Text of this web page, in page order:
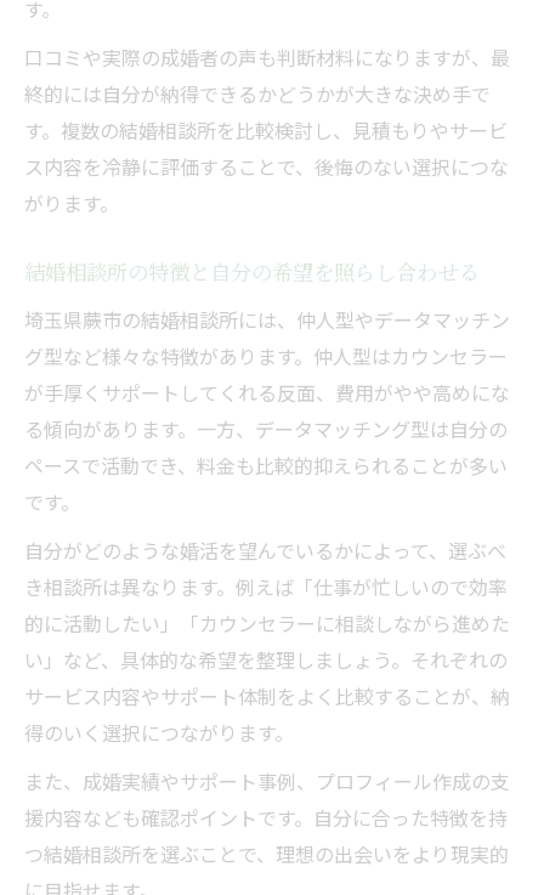
す。
口コミや実際の成婚者の声も判断材料になりますが、最
終的には自分が納得できるかどうかが大きな決め手で
す。複数の結婚相談所を比較検討し、見積もりやサービ
ス内容を冷静に評価することで、後悔のない選択につな
がります。
結婚相談所の特徴と自分の希望を照らし合わせる
埼玉県蕨市の結婚相談所には、仲人型やデータマッチン
グ型など様々な特徴があります。仲人型はカウンセラー
が手厚くサポートしてくれる反面、費用がやや高めにな
る傾向があります。一方、データマッチング型は自分の
ペースで活動でき、料金も比較的抑えられることが多い
です。
自分がどのような婚活を望んでいるかによって、選ぶべ
き相談所は異なります。例えば「仕事が忙しいので効率
的に活動したい」「カウンセラーに相談しながら進めた
い」など、具体的な希望を整理しましょう。それぞれの
サービス内容やサポート体制をよく比較することが、納
得のいく選択につながります。
また、成婚実績やサポート事例、プロフィール作成の支
援内容なども確認ポイントです。自分に合った特徴を持
つ結婚相談所を選ぶことで、理想の出会いをより現実的